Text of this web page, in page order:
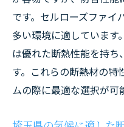
は
最新の断熱材
エコフレンド
高性能断熱材の
断熱材の進化
です。セルローズファイ
多い環境に適しています
は優れた断熱性能を持
す。これらの断熱材の特
ムの際に最適な選択が可